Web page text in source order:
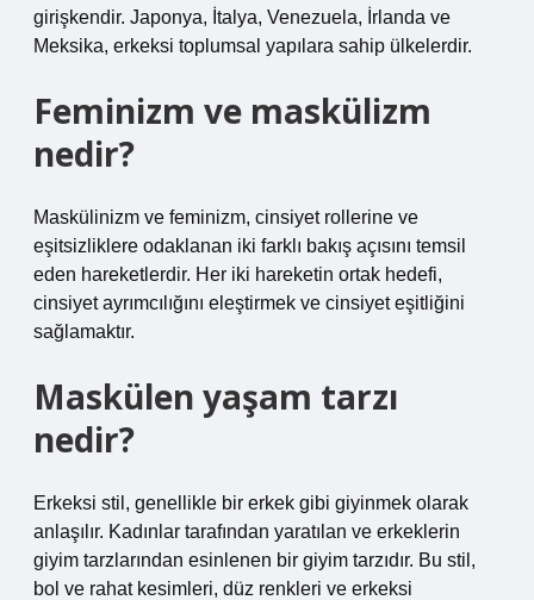
girişkendir. Japonya, İtalya, Venezuela, İrlanda ve
Meksika, erkeksi toplumsal yapılara sahip ülkelerdir.
Feminizm ve maskülizm
nedir?
Maskülinizm ve feminizm, cinsiyet rollerine ve
eşitsizliklere odaklanan iki farklı bakış açısını temsil
eden hareketlerdir. Her iki hareketin ortak hedefi,
cinsiyet ayrımcılığını eleştirmek ve cinsiyet eşitliğini
sağlamaktır.
Maskülen yaşam tarzı
nedir?
Erkeksi stil, genellikle bir erkek gibi giyinmek olarak
anlaşılır. Kadınlar tarafından yaratılan ve erkeklerin
giyim tarzlarından esinlenen bir giyim tarzıdır. Bu stil,
bol ve rahat kesimleri, düz renkleri ve erkeksi